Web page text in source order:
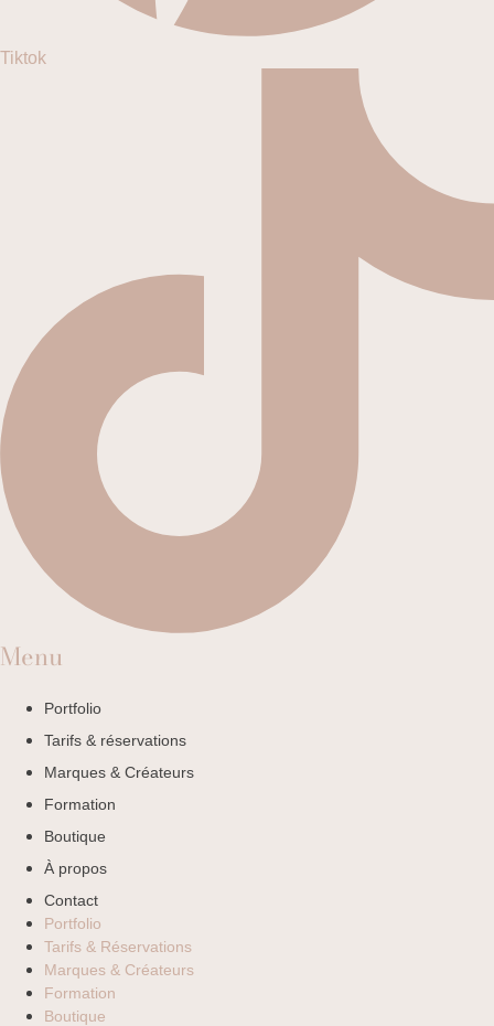
Tiktok
Menu
Portfolio
Tarifs & réservations
Marques & Créateurs
Formation
Boutique
À propos
Contact
Portfolio
Tarifs & Réservations
Marques & Créateurs
Formation
Boutique